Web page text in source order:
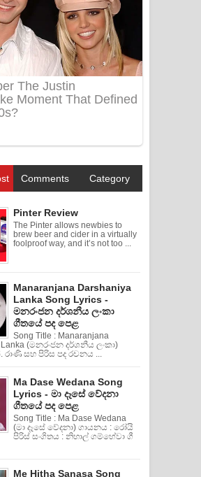
Comments Category
Pinter Review
The Pinter allows newbies to
brew beer and cider in a virtually
foolproof way, and it’s not too ...
Manaranjana Darshaniya
Lanka Song Lyrics -
මනරංජන දර්ශනීය ලංකා
ගීතයේ පද පෙළ
Song Title : Manaranjana
Lanka (මනරංජන දර්ශනීය ලංකා)
රාණි සහ පිරිස පද රචනය ...
Ma Dase Wedana Song
Lyrics - මා දෑසේ වේදනා
ගීතයේ පද පෙළ
Song Title : Ma Dase Wedana
(මා දෑසේ වේදනා) ගායනය : රෝයි
පිරිස් සංගිතය : නිහාල් ගම්හේවා ගී
Me Hitha Sanasa Song